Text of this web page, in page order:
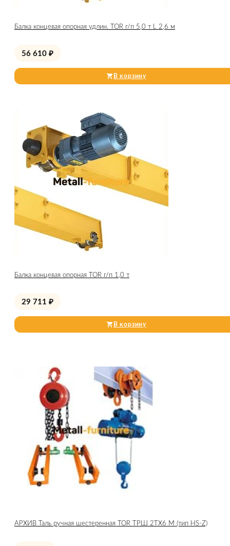
Балка концевая опорная удлин. TOR г/п 5,0 т L 2,6 м
56 610 ₽
В корзину
Балка концевая опорная TOR г/п 1,0 т
29 711 ₽
В корзину
АРХИВ Таль ручная шестеренная TOR ТРШ 2ТХ6 М (тип HS-Z)